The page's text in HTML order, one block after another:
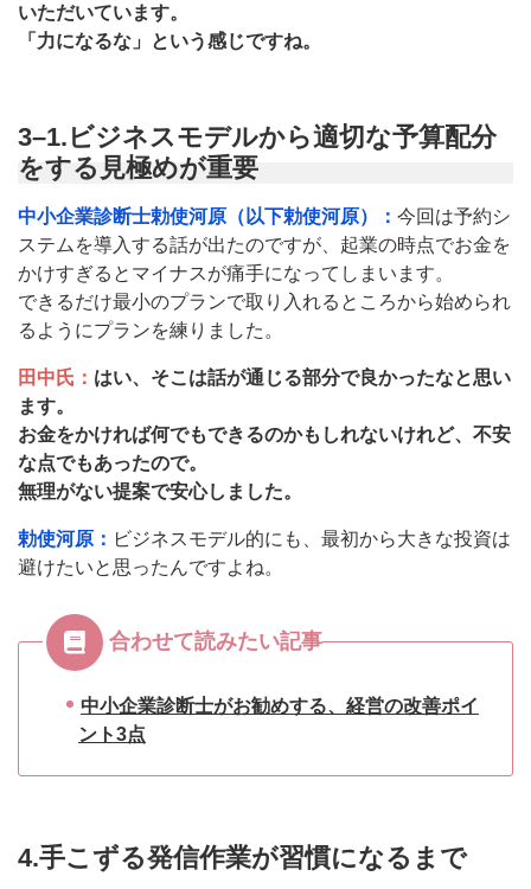
いただいています。
「力になるな」という感じですね。
3–1.ビジネスモデルから適切な予算配分
をする見極めが重要
中小企業診断士勅使河原（以下勅使河原）： 今回は予約シ
ステムを導入する話が出たのですが、起業の時点でお金を
かけすぎるとマイナスが痛手になってしまいます。
できるだけ最小のプランで取り入れるところから始められ
るようにプランを練りました。
田中氏： はい、そこは話が通じる部分で良かったなと思い
ます。
お金をかければ何でもできるのかもしれないけれど、不安
な点でもあったので。
無理がない提案で安心しました。
勅使河原： ビジネスモデル的にも、最初から大きな投資は
避けたいと思ったんですよね。
合わせて読みたい記事
中小企業診断士がお勧めする、経営の改善ポイ
ント3点
4.手こずる発信作業が習慣になるまで